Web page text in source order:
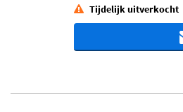
Tijdelijk uitverkocht